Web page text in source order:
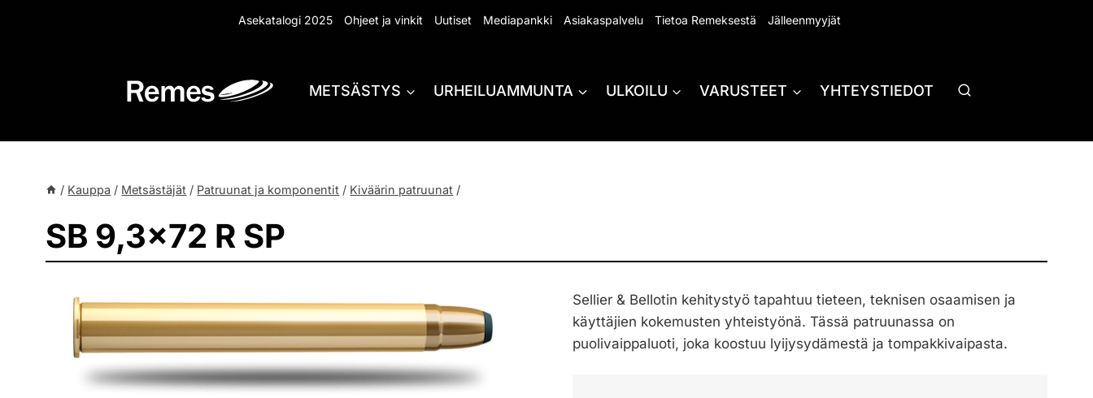
Asekatalogi 2025 Ohjeet ja vinkit Uutiset Mediapankki Asiakaspalvelu Tietoa Remeksestä Jälleenmyyjät
METSÄSTYS URHEILUAMMUNTA ULKOILU VARUSTEET YHTEYSTIEDOT
/ Kauppa / Metsästäjät / Patruunat ja komponentit / Kiväärin patruunat /
SB 9,3×72 R SP
Sellier & Bellotin kehitystyö tapahtuu tieteen, teknisen osaamisen ja
käyttäjien kokemusten yhteistyönä. Tässä patruunassa on
puolivaippaluoti, joka koostuu lyijysydämestä ja tompakkivaipasta.